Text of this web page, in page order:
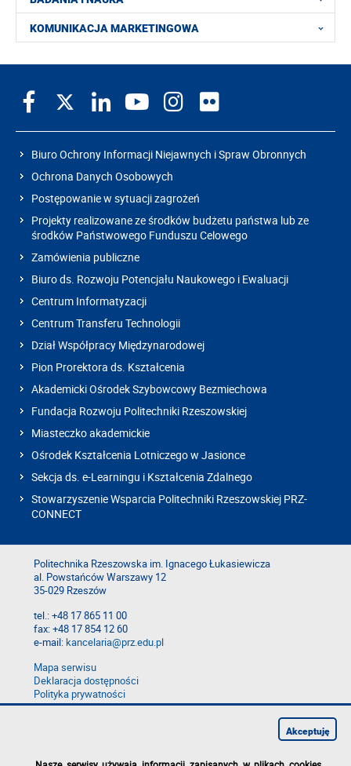
KOMUNIKACJA MARKETINGOWA
Biuro Ochrony Informacji Niejawnych i Spraw Obronnych
Ochrona Danych Osobowych
Postępowanie w sytuacji zagrożeń
Projekty realizowane ze środków budżetu państwa lub ze
środków Państwowego Funduszu Celowego
Zamówienia publiczne
Biuro ds. Rozwoju Potencjału Naukowego i Ewaluacji
Centrum Informatyzacji
Centrum Transferu Technologii
Dział Współpracy Międzynarodowej
Pion Prorektora ds. Kształcenia
Akademicki Ośrodek Szybowcowy Bezmiechowa
Fundacja Rozwoju Politechniki Rzeszowskiej
Miasteczko akademickie
Ośrodek Kształcenia Lotniczego w Jasionce
Sekcja ds. e-Learningu i Kształcenia Zdalnego
Stowarzyszenie Wsparcia Politechniki Rzeszowskiej PRZ-
CONNECT
Politechnika Rzeszowska im. Ignacego Łukasiewicza
al. Powstańców Warszawy 12
35-029 Rzeszów
tel.: +48 17 865 11 00
fax: +48 17 854 12 60
e-mail:kancelaria@prz.edu.pl
Mapa serwisu
Deklaracja dostępności
Polityka prywatności
Zgłoś błąd na stronie
Akceptuję